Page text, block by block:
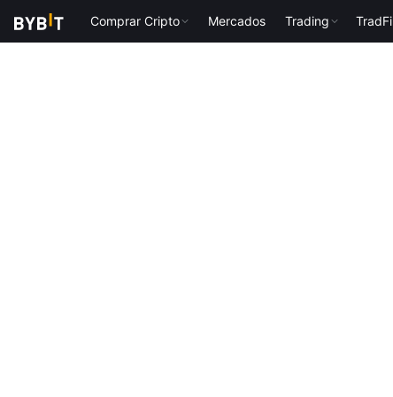
Comprar Cripto Mercados Trading TradFi